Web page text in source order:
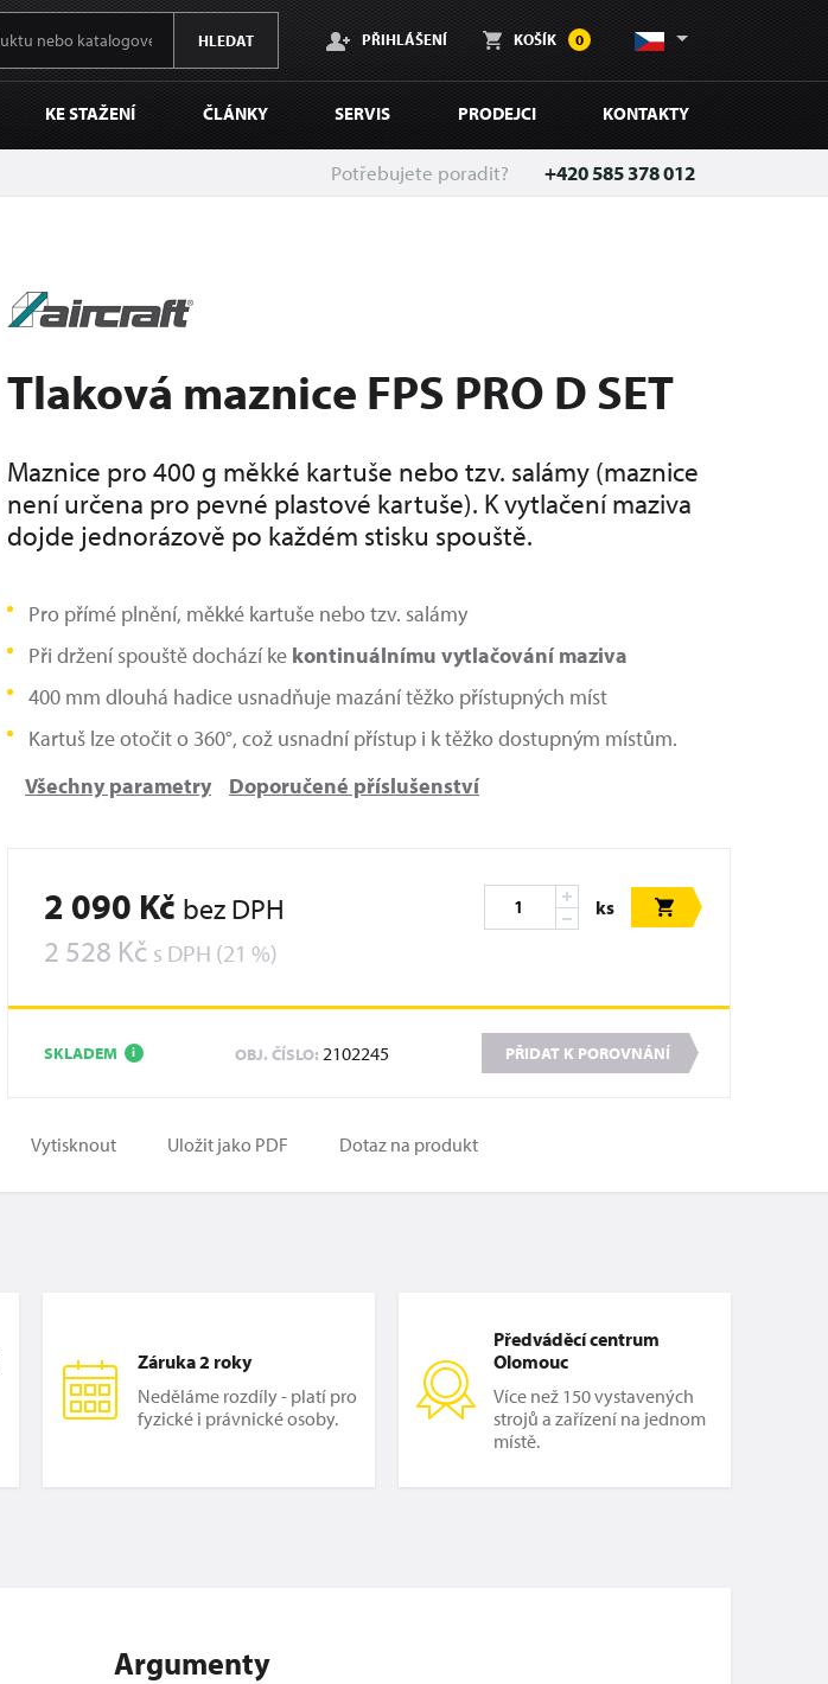
HLEDAT PŘIHLÁŠENÍ KOŠÍK 0
KE STAŽENÍ ČLÁNKY SERVIS PRODEJCI KONTAKTY
Potřebujete poradit? +420 585 378 012
Tlaková maznice FPS PRO D SET
Maznice pro 400 g měkké kartuše nebo tzv. salámy (maznice
není určena pro pevné plastové kartuše). K vytlačení maziva
dojde jednorázově po každém stisku spouště.
Pro přímé plnění, měkké kartuše nebo tzv. salámy
Při držení spouště dochází ke kontinuálnímu vytlačování maziva
400 mm dlouhá hadice usnadňuje mazání těžko přístupných míst
Kartuš lze otočit o 360°, což usnadní přístup i k těžko dostupným místům.
Všechny parametry
Doporučené příslušenství
2 090 Kč bez DPH
2 528 Kč s DPH (21 %)
ks
SKLADEM i OBJ. ČÍSLO: 2102245 PŘIDAT K POROVNÁNÍ
Vytisknout Uložit jako PDF Dotaz na produkt
Záruka 2 roky
Neděláme rozdíly - platí pro
fyzické i právnické osoby.
Předváděcí centrum
Olomouc
Více než 150 vystavených
strojů a zařízení na jednom
místě.
Argumenty